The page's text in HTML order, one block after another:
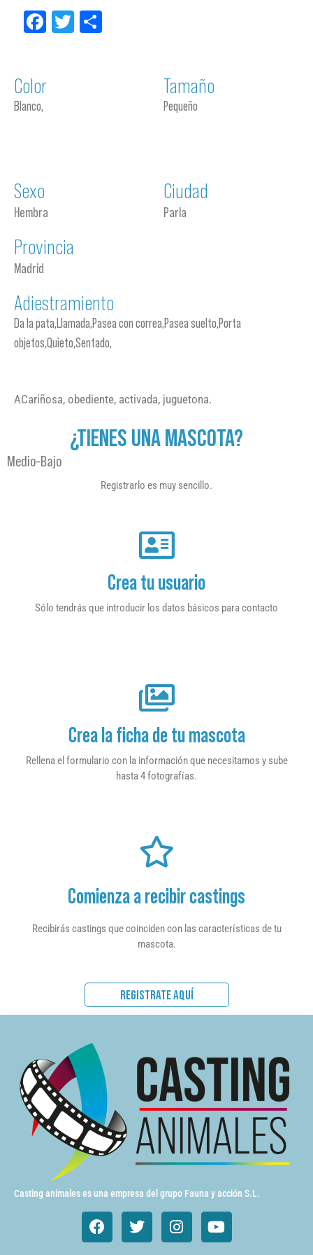
Facebook
Twitter
Color
Blanco,
Tamaño
Pequeño
Sexo
Hembra
Ciudad
Parla
Provincia
Madrid
Adiestramiento
Da la pata,Llamada,Pasea con correa,Pasea suelto,Porta
objetos,Quieto,Sentado,
ACariñosa, obediente, activada, juguetona.
¿TIENES UNA MASCOTA?
Medio-Bajo
Registrarlo es muy sencillo.
Crea tu usuario
Sólo tendrás que introducir los datos básicos para contacto
Crea la ficha de tu mascota
Rellena el formulario con la información que necesitamos y sube
hasta 4 fotografías.
Comienza a recibir castings
Recibirás castings que coinciden con las características de tu
mascota.
REGISTRATE AQUÍ
Casting animales es una empresa del grupo Fauna y acción S.L.